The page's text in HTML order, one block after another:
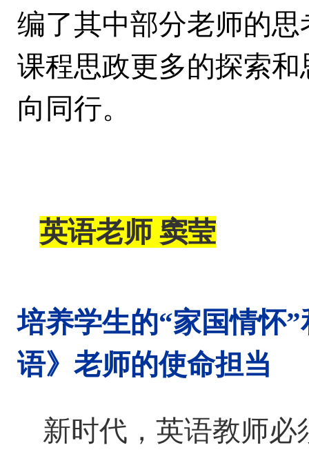
编了其中部分老师的
课程思政更多的探索
向同行。
英语老师 窦莹
培养学生的“家国情怀
语》老师的使命担当
新时代， 英语教师必